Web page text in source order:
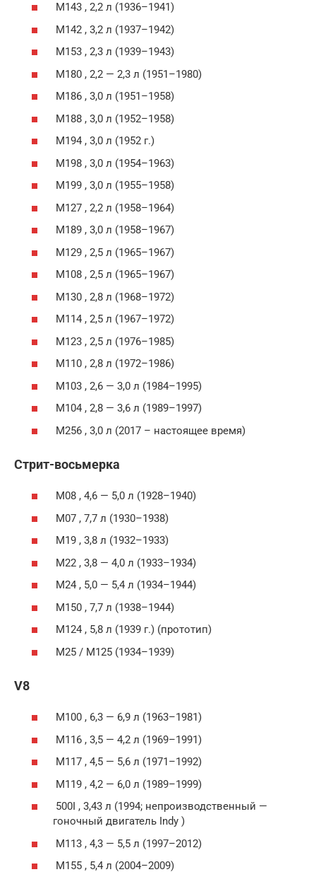
M143 , 2,2 л (1936–1941)
M142 , 3,2 л (1937–1942)
M153 , 2,3 л (1939–1943)
M180 , 2,2 — 2,3 л (1951–1980)
M186 , 3,0 л (1951–1958)
M188 , 3,0 л (1952–1958)
M194 , 3,0 л (1952 г.)
M198 , 3,0 л (1954–1963)
M199 , 3,0 л (1955–1958)
M127 , 2,2 л (1958–1964)
M189 , 3,0 л (1958–1967)
M129 , 2,5 л (1965–1967)
M108 , 2,5 л (1965–1967)
M130 , 2,8 л (1968–1972)
M114 , 2,5 л (1967–1972)
M123 , 2,5 л (1976–1985)
M110 , 2,8 л (1972–1986)
M103 , 2,6 — 3,0 л (1984–1995)
M104 , 2,8 — 3,6 л (1989–1997)
M256 , 3,0 л (2017 – настоящее время)
Стрит-восьмерка
M08 , 4,6 — 5,0 л (1928–1940)
M07 , 7,7 л (1930–1938)
M19 , 3,8 л (1932–1933)
M22 , 3,8 — 4,0 л (1933–1934)
M24 , 5,0 — 5,4 л (1934–1944)
M150 , 7,7 л (1938–1944)
M124 , 5,8 л (1939 г.) (прототип)
M25 / M125 (1934–1939)
V8
M100 , 6,3 — 6,9 л (1963–1981)
M116 , 3,5 — 4,2 л (1969–1991)
M117 , 4,5 — 5,6 л (1971–1992)
M119 , 4,2 — 6,0 л (1989–1999)
500I , 3,43 л (1994; непроизводственный —
гоночный двигатель Indy )
M113 , 4,3 — 5,5 л (1997–2012)
M155 , 5,4 л (2004–2009)